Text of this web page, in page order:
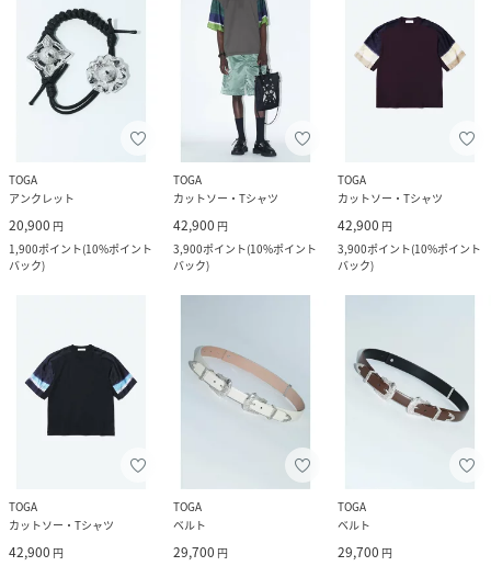
TOGA
アンクレット
20,900 円
1,900ポイント(10%ポイント
バック)
TOGA
カットソー・Tシャツ
42,900 円
3,900ポイント(10%ポイント
バック)
TOGA
カットソー・Tシャツ
42,900 円
3,900ポイント(10%ポイント
バック)
TOGA
カットソー・Tシャツ
42,900 円
TOGA
ベルト
29,700 円
TOGA
ベルト
29,700 円